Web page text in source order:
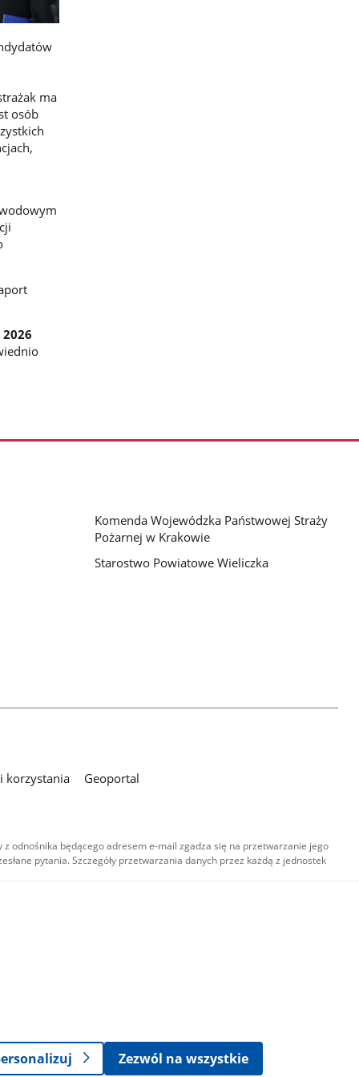
ma
osób
Komenda Wojewódzka Państwowej Straży
Pożarnej w Krakowie
Starostwo Powiatowe Wieliczka
korzystania Geoportal
odnośnika będącego adresem e-mail zgadza się na przetwarzanie jego
pytania. Szczegóły przetwarzania danych przez każdą z jednostek
Zezwól na wszystkie